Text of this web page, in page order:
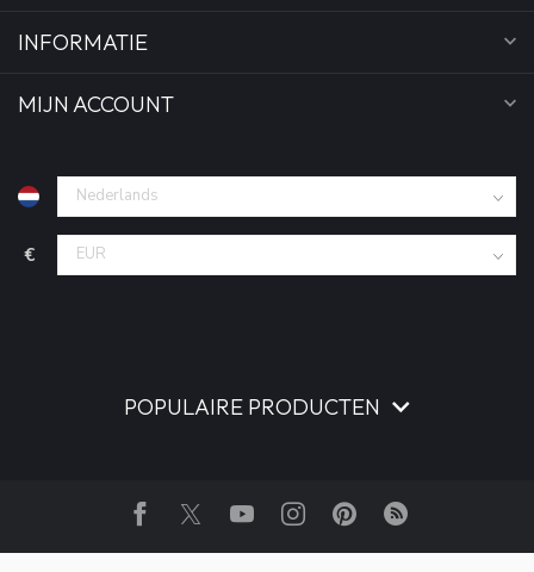
INFORMATIE
MIJN ACCOUNT
€
POPULAIRE PRODUCTEN